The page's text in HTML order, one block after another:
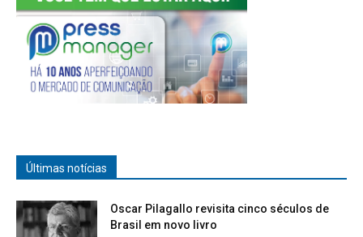
Últimas notícias
Oscar Pilagallo revisita cinco séculos de
Brasil em novo livro